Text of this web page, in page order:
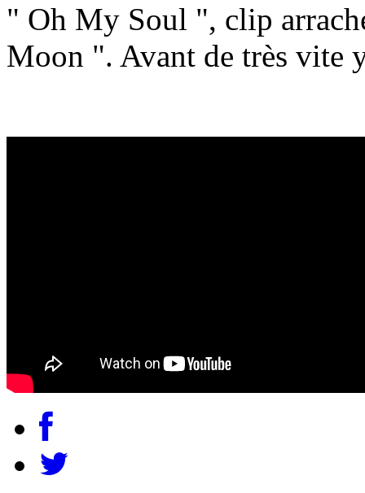
" Oh My Soul ", clip
Moon ". Avant de très vite